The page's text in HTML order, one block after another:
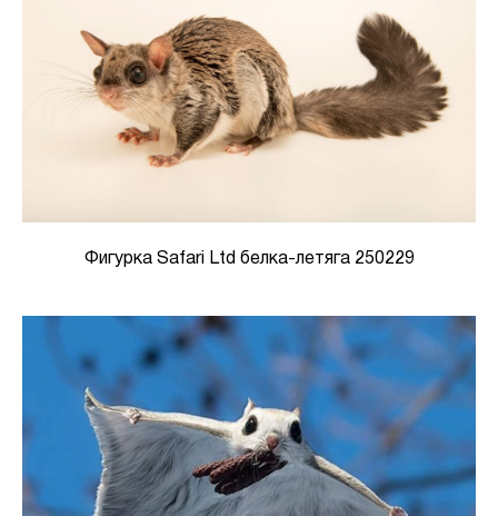
Фигурка Safari Ltd белка-летяга 250229